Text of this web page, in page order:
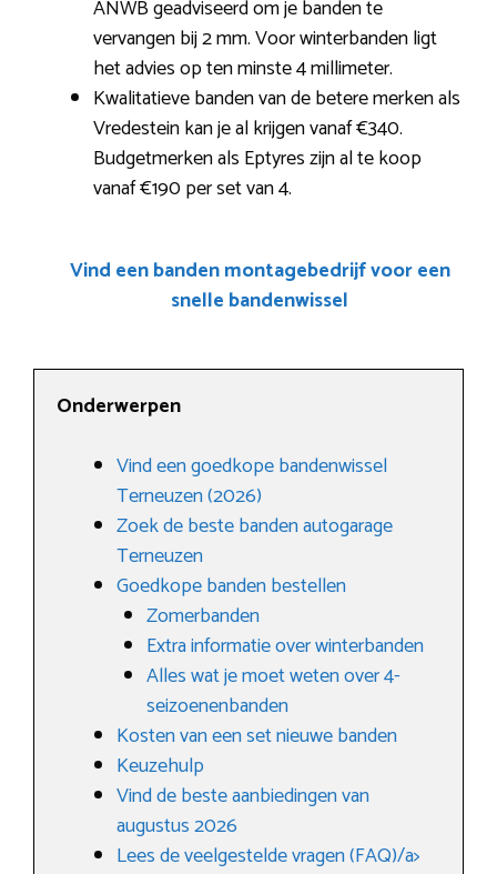
ANWB geadviseerd om je banden te
vervangen bij 2 mm. Voor winterbanden ligt
het advies op ten minste 4 millimeter.
Kwalitatieve banden van de betere merken als
Vredestein kan je al krijgen vanaf €340.
Budgetmerken als Eptyres zijn al te koop
vanaf €190 per set van 4.
Vind een banden montagebedrijf voor een
snelle bandenwissel
Onderwerpen
Vind een goedkope bandenwissel
Terneuzen (2026)
Zoek de beste banden autogarage
Terneuzen
Goedkope banden bestellen
Zomerbanden
Extra informatie over winterbanden
Alles wat je moet weten over 4-
seizoenenbanden
Kosten van een set nieuwe banden
Keuzehulp
Vind de beste aanbiedingen van
augustus 2026
Lees de veelgestelde vragen (FAQ)/a>